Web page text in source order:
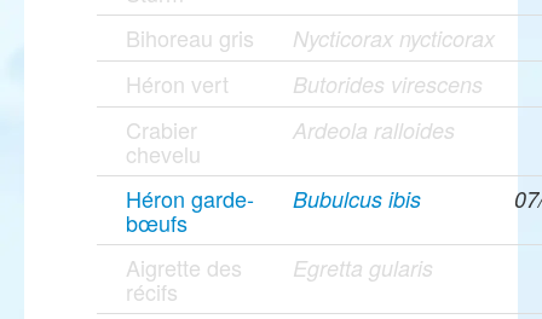
Bihoreau gris
Nycticorax nycticorax
Héron vert Butorides virescens
Crabier
chevelu
Ardeola ralloides
Héron garde-
bœufs
Bubulcus ibis
Aigrette des
récifs
Egretta gularis